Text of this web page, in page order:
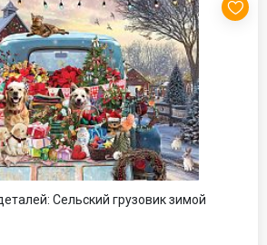
Сельский грузовик зимой